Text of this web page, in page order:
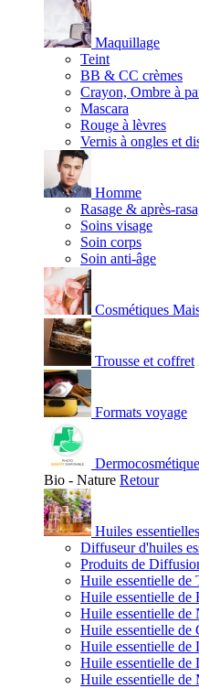
Maquillage
Teint
BB & CC crèmes
Crayon, Ombre à
Mascara
Rouge à lèvres
Vernis à ongles et
Homme
Rasage & après-
Soins visage
Soin corps
Soin anti-âge
Cosmétiques
Trousse et coffret
Formats voyage
Dermocosmétique
Bio - Nature Retour
Huiles essentielles
Diffuseur d'huiles
Produits de
Huile essentielle de
Huile essentielle de
Huile essentielle de
Huile essentielle de
Huile essentielle de
Huile essentielle de
Huile essentielle de